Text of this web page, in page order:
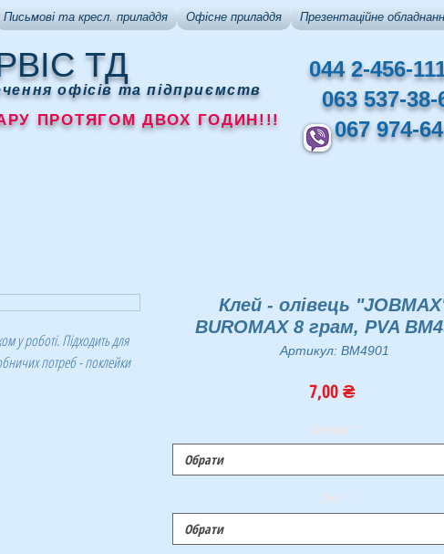
Письмові та кресл. приладдя Офісне приладдя Презентаційне
ТД
офісів та підприємств
ПРОТЯГОМ ДВОХ ГОДИН!!!
044 2-456-
063 537-38-
067 974-
у роботі. Підходить для
потреб - поклейки
Клей - олiвець
BUROMAX 8 грам, PVA
Артикул: BM4901
7,00 ₴Ціна
Бренди *
Обрати
Тип *
Обрати